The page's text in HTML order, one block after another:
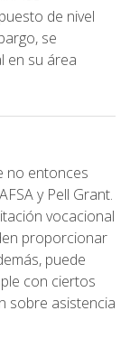
de nivel
se
en su área
no entonces
y Pell Grant.
vocacional
proporcionar
puede
con ciertos
sobre asistencia